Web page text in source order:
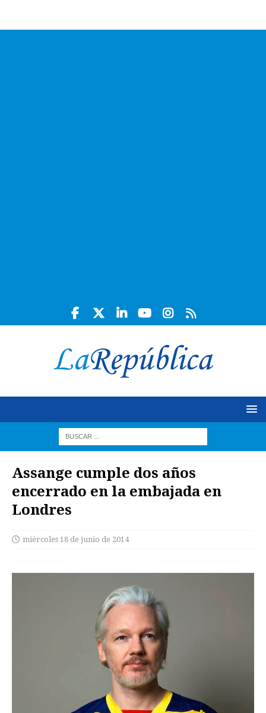
Assange cumple dos años
encerrado en la embajada en
Londres
miércoles 18 de junio de 2014